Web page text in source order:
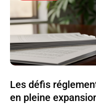
Les défis
en pleine